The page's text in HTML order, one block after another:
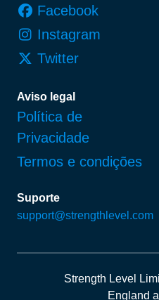
Facebook
Instagram
Twitter
Aviso legal
Política de
Privacidade
Termos e condições
Suporte
support@strengthlevel.com
Strength Level
England